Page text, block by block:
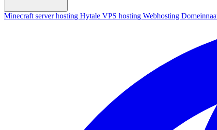
Minecraft server hosting Hytale VPS hosting Webhosting